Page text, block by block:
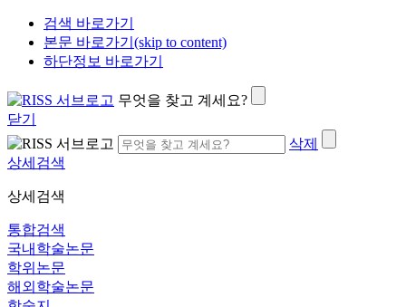
검색 바로가기
본문 바로가기(skip to content)
하단정보 바로가기
무엇을 찾고 계세요?
닫기
삭제
상세검색
상세검색
통합검색
국내학술논문
학위논문
해외학술논문